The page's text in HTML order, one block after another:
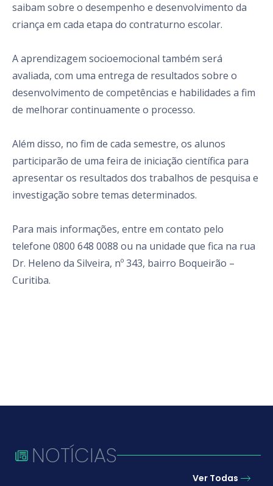
saibam sobre o desempenho e desenvolvimento da
criança em cada etapa do contraturno escolar.
A aprendizagem socioemocional também será
avaliada, com uma entrega de resultados sobre o
desenvolvimento de competências e habilidades a fim
de melhorar continuamente o processo.
Além disso, no fim de cada semestre, os alunos
participarão de uma feira de iniciação científica para
apresentar os resultados dos trabalhos de pesquisa e
investigação sobre temas determinados.
Para mais informações, entre em contato pelo
telefone 0800 648 0088 ou na unidade que fica na rua
Dr. Heleno da Silveira, nº 343, bairro Boqueirão –
Curitiba.
NOTÍCIAS
Ver Todas